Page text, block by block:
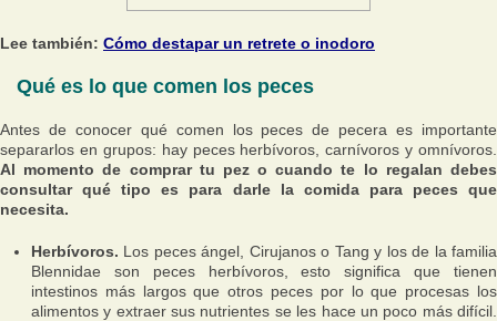
Lee también: Cómo destapar un retrete o inodoro
Qué es lo que comen los peces
Antes de conocer qué comen los peces de pecera es importante
separarlos en grupos: hay peces herbívoros, carnívoros y omnívoros.
Al momento de comprar tu pez o cuando te lo regalan debes
consultar qué tipo es para darle la comida para peces que
necesita.
Herbívoros. Los peces ángel, Cirujanos o Tang y los de la familia
Blennidae son peces herbívoros, esto significa que tienen
intestinos más largos que otros peces por lo que procesas los
alimentos y extraer sus nutrientes se les hace un poco más difícil.